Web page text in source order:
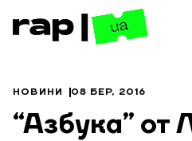
НОВИНИ 08 БЕР, 2016
“Азбука” от